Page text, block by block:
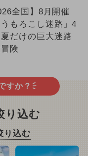
全国】8月開催
うもろこし迷路」4
だけの巨大迷路
険
すか？
り込む
り込む